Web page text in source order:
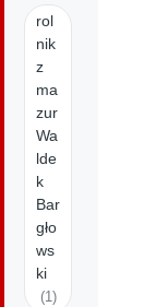
rol
nik
z
ma
zur
Wa
lde
k
Bar
gło
ws
ki
(1)